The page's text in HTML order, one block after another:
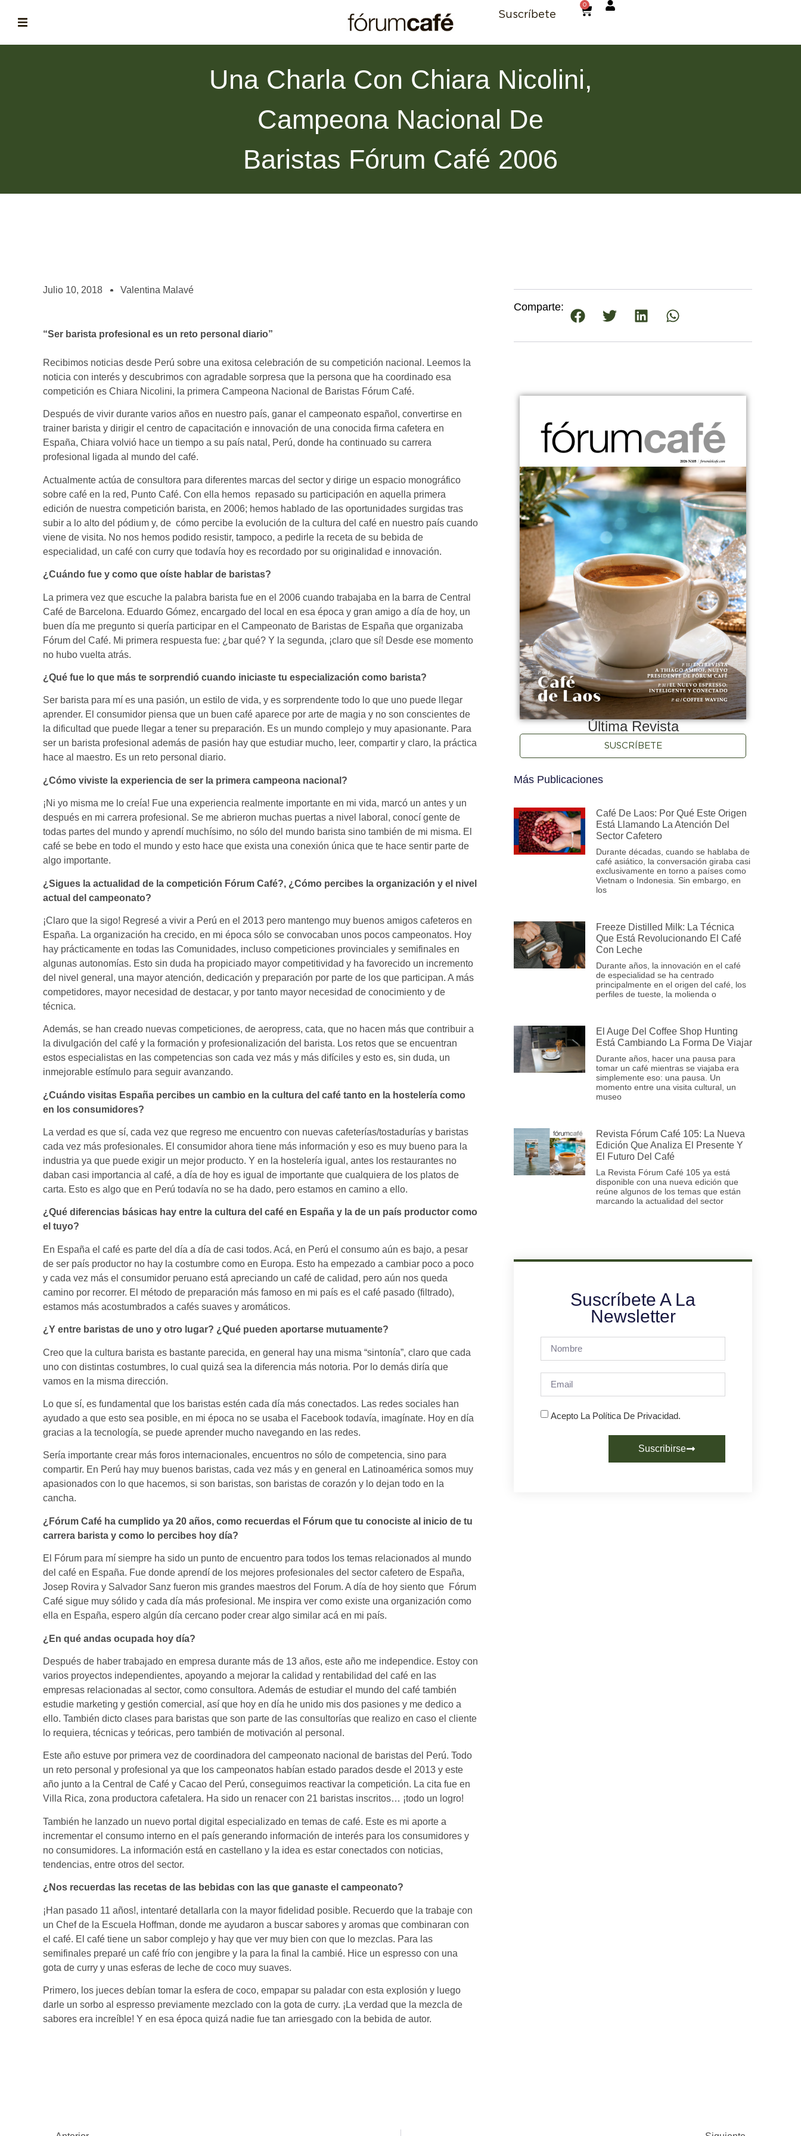
¡te imaginas vivir de tu pasión por el café?
Suscríbete
0
Una Charla Con Chiara Nicolini,
Campeona Nacional De
Baristas Fórum Café 2006
Julio 10, 2018 Valentina Malavé
“Ser barista profesional es un reto personal diario”
Recibimos noticias desde Perú sobre una exitosa celebración de su competición nacional. Leemos la
noticia con interés y descubrimos con agradable sorpresa que la persona que ha coordinado esa
competición es Chiara Nicolini, la primera Campeona Nacional de Baristas Fórum Café.
Después de vivir durante varios años en nuestro país, ganar el campeonato español, convertirse en
trainer barista y dirigir el centro de capacitación e innovación de una conocida firma cafetera en
España, Chiara volvió hace un tiempo a su país natal, Perú, donde ha continuado su carrera
profesional ligada al mundo del café.
Actualmente actúa de consultora para diferentes marcas del sector y dirige un espacio monográfico
sobre café en la red, Punto Café. Con ella hemos repasado su participación en aquella primera
edición de nuestra competición barista, en 2006; hemos hablado de las oportunidades surgidas tras
subir a lo alto del pódium y, de cómo percibe la evolución de la cultura del café en nuestro país cuando
viene de visita. No nos hemos podido resistir, tampoco, a pedirle la receta de su bebida de
especialidad, un café con curry que todavía hoy es recordado por su originalidad e innovación.
¿Cuándo fue y como que oíste hablar de baristas?
La primera vez que escuche la palabra barista fue en el 2006 cuando trabajaba en la barra de Central
Café de Barcelona. Eduardo Gómez, encargado del local en esa época y gran amigo a día de hoy, un
buen día me pregunto si quería participar en el Campeonato de Baristas de España que organizaba
Fórum del Café. Mi primera respuesta fue: ¿bar qué? Y la segunda, ¡claro que sí! Desde ese momento
no hubo vuelta atrás.
¿Qué fue lo que más te sorprendió cuando iniciaste tu especialización como barista?
Ser barista para mí es una pasión, un estilo de vida, y es sorprendente todo lo que uno puede llegar
aprender. El consumidor piensa que un buen café aparece por arte de magia y no son conscientes de
la dificultad que puede llegar a tener su preparación. Es un mundo complejo y muy apasionante. Para
ser un barista profesional además de pasión hay que estudiar mucho, leer, compartir y claro, la práctica
hace al maestro. Es un reto personal diario.
¿Cómo viviste la experiencia de ser la primera campeona nacional?
¡Ni yo misma me lo creía! Fue una experiencia realmente importante en mi vida, marcó un antes y un
después en mi carrera profesional. Se me abrieron muchas puertas a nivel laboral, conocí gente de
todas partes del mundo y aprendí muchísimo, no sólo del mundo barista sino también de mi misma. El
café se bebe en todo el mundo y esto hace que exista una conexión única que te hace sentir parte de
algo importante.
¿Sigues la actualidad de la competición Fórum Café?, ¿Cómo percibes la organización y el nivel
actual del campeonato?
¡Claro que la sigo! Regresé a vivir a Perú en el 2013 pero mantengo muy buenos amigos cafeteros en
España. La organización ha crecido, en mi época sólo se convocaban unos pocos campeonatos. Hoy
hay prácticamente en todas las Comunidades, incluso competiciones provinciales y semifinales en
algunas autonomías. Esto sin duda ha propiciado mayor competitividad y ha favorecido un incremento
del nivel general, una mayor atención, dedicación y preparación por parte de los que participan. A más
competidores, mayor necesidad de destacar, y por tanto mayor necesidad de conocimiento y de
técnica.
Además, se han creado nuevas competiciones, de aeropress, cata, que no hacen más que contribuir a
la divulgación del café y la formación y profesionalización del barista. Los retos que se encuentran
estos especialistas en las competencias son cada vez más y más difíciles y esto es, sin duda, un
inmejorable estímulo para seguir avanzando.
¿Cuándo visitas España percibes un cambio en la cultura del café tanto en la hostelería como
en los consumidores?
La verdad es que sí, cada vez que regreso me encuentro con nuevas cafeterías/tostadurías y baristas
cada vez más profesionales. El consumidor ahora tiene más información y eso es muy bueno para la
industria ya que puede exigir un mejor producto. Y en la hostelería igual, antes los restaurantes no
daban casi importancia al café, a día de hoy es igual de importante que cualquiera de los platos de
carta. Esto es algo que en Perú todavía no se ha dado, pero estamos en camino a ello.
¿Qué diferencias básicas hay entre la cultura del café en España y la de un país productor como
el tuyo?
En España el café es parte del día a día de casi todos. Acá, en Perú el consumo aún es bajo, a pesar
de ser país productor no hay la costumbre como en Europa. Esto ha empezado a cambiar poco a poco
y cada vez más el consumidor peruano está apreciando un café de calidad, pero aún nos queda
camino por recorrer. El método de preparación más famoso en mi país es el café pasado (filtrado),
estamos más acostumbrados a cafés suaves y aromáticos.
¿Y entre baristas de uno y otro lugar? ¿Qué pueden aportarse mutuamente?
Creo que la cultura barista es bastante parecida, en general hay una misma “sintonía”, claro que cada
uno con distintas costumbres, lo cual quizá sea la diferencia más notoria. Por lo demás diría que
vamos en la misma dirección.
Lo que sí, es fundamental que los baristas estén cada día más conectados. Las redes sociales han
ayudado a que esto sea posible, en mi época no se usaba el Facebook todavía, imagínate. Hoy en día
gracias a la tecnología, se puede aprender mucho navegando en las redes.
Sería importante crear más foros internacionales, encuentros no sólo de competencia, sino para
compartir. En Perú hay muy buenos baristas, cada vez más y en general en Latinoamérica somos muy
apasionados con lo que hacemos, si son baristas, son baristas de corazón y lo dejan todo en la
cancha.
¿Fórum Café ha cumplido ya 20 años, como recuerdas el Fórum que tu conociste al inicio de tu
carrera barista y como lo percibes hoy día?
El Fórum para mí siempre ha sido un punto de encuentro para todos los temas relacionados al mundo
del café en España. Fue donde aprendí de los mejores profesionales del sector cafetero de España,
Josep Rovira y Salvador Sanz fueron mis grandes maestros del Forum. A día de hoy siento que Fórum
Café sigue muy sólido y cada día más profesional. Me inspira ver como existe una organización como
ella en España, espero algún día cercano poder crear algo similar acá en mi país.
¿En qué andas ocupada hoy día?
Después de haber trabajado en empresa durante más de 13 años, este año me independice. Estoy con
varios proyectos independientes, apoyando a mejorar la calidad y rentabilidad del café en las
empresas relacionadas al sector, como consultora. Además de estudiar el mundo del café también
estudie marketing y gestión comercial, así que hoy en día he unido mis dos pasiones y me dedico a
ello. También dicto clases para baristas que son parte de las consultorías que realizo en caso el cliente
lo requiera, técnicas y teóricas, pero también de motivación al personal.
Este año estuve por primera vez de coordinadora del campeonato nacional de baristas del Perú. Todo
un reto personal y profesional ya que los campeonatos habían estado parados desde el 2013 y este
año junto a la Central de Café y Cacao del Perú, conseguimos reactivar la competición. La cita fue en
Villa Rica, zona productora cafetalera. Ha sido un renacer con 21 baristas inscritos… ¡todo un logro!
También he lanzado un nuevo portal digital especializado en temas de café. Este es mi aporte a
incrementar el consumo interno en el país generando información de interés para los consumidores y
no consumidores. La información está en castellano y la idea es estar conectados con noticias,
tendencias, entre otros del sector.
¿Nos recuerdas las recetas de las bebidas con las que ganaste el campeonato?
¡Han pasado 11 años!, intentaré detallarla con la mayor fidelidad posible. Recuerdo que la trabaje con
un Chef de la Escuela Hoffman, donde me ayudaron a buscar sabores y aromas que combinaran con
el café. El café tiene un sabor complejo y hay que ver muy bien con que lo mezclas. Para las
semifinales preparé un café frío con jengibre y la para la final la cambié. Hice un espresso con una
gota de curry y unas esferas de leche de coco muy suaves.
Primero, los jueces debían tomar la esfera de coco, empapar su paladar con esta explosión y luego
darle un sorbo al espresso previamente mezclado con la gota de curry. ¡La verdad que la mezcla de
sabores era increíble! Y en esa época quizá nadie fue tan arriesgado con la bebida de autor.
Comparte:
Última Revista
SUSCRÍBETE
Más Publicaciones
Café De Laos: Por Qué Este Origen
Está Llamando La Atención Del
Sector Cafetero
Durante décadas, cuando se hablaba de
café asiático, la conversación giraba casi
exclusivamente en torno a países como
Vietnam o Indonesia. Sin embargo, en
los
Freeze Distilled Milk: La Técnica
Que Está Revolucionando El Café
Con Leche
Durante años, la innovación en el café
de especialidad se ha centrado
principalmente en el origen del café, los
perfiles de tueste, la molienda o
El Auge Del Coffee Shop Hunting
Está Cambiando La Forma De Viajar
Durante años, hacer una pausa para
tomar un café mientras se viajaba era
simplemente eso: una pausa. Un
momento entre una visita cultural, un
museo
Revista Fórum Café 105: La Nueva
Edición Que Analiza El Presente Y
El Futuro Del Café
La Revista Fórum Café 105 ya está
disponible con una nueva edición que
reúne algunos de los temas que están
marcando la actualidad del sector
Suscríbete A La
Newsletter
Acepto La Política De Privacidad.
Suscribirse